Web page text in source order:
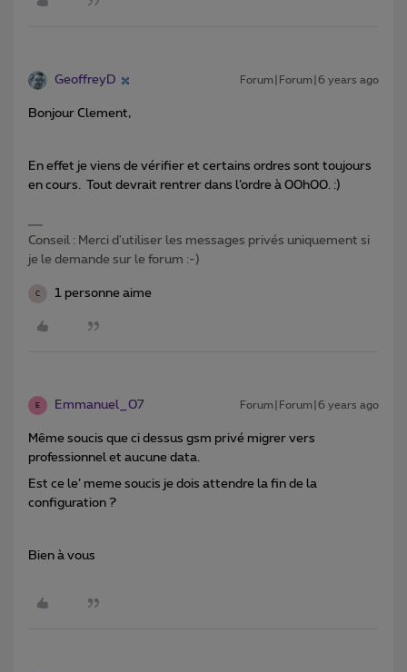
GeoffreyD Forum|Forum|6 years ago
Bonjour Clement,
En effet je viens de vérifier et certains ordres sont toujours
en cours. Tout devrait rentrer dans l’ordre à 00h00. :)
Conseil : Merci d'utiliser les messages privés uniquement si
je le demande sur le forum :-)
C 1 personne aime
E Emmanuel_07 Forum|Forum|6 years ago
Même soucis que ci dessus gsm privé migrer vers
professionnel et aucune data.
Est ce le’ meme soucis je dois attendre la fin de la
configuration ?
Bien à vous